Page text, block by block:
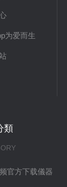
为爱而生
類
官方下载儀器